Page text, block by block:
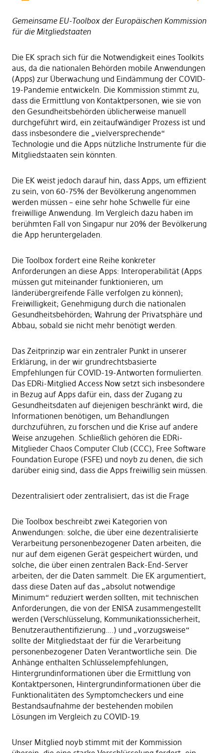
Gemeinsame EU-Toolbox der Europäischen Kommission
für die Mitgliedstaaten
Die EK sprach sich für die Notwendigkeit eines Toolkits
aus, da die nationalen Behörden mobile Anwendungen
(Apps) zur Überwachung und Eindämmung der COVID-
19-Pandemie entwickeln. Die Kommission stimmt zu,
dass die Ermittlung von Kontaktpersonen, wie sie von
den Gesundheitsbehörden üblicherweise manuell
durchgeführt wird, ein zeitaufwändiger Prozess ist und
dass insbesondere die „vielversprechende“
Technologie und die Apps nützliche Instrumente für die
Mitgliedstaaten sein könnten.
Die EK weist jedoch darauf hin, dass Apps, um effizient
zu sein, von 60-75% der Bevölkerung angenommen
werden müssen – eine sehr hohe Schwelle für eine
freiwillige Anwendung. Im Vergleich dazu haben im
berühmten Fall von Singapur nur 20% der Bevölkerung
die App heruntergeladen.
Die Toolbox fordert eine Reihe konkreter
Anforderungen an diese Apps: Interoperabilität (Apps
müssen gut miteinander funktionieren, um
länderübergreifende Fälle verfolgen zu können);
Freiwilligkeit; Genehmigung durch die nationalen
Gesundheitsbehörden; Wahrung der Privatsphäre und
Abbau, sobald sie nicht mehr benötigt werden.
Das Zeitprinzip war ein zentraler Punkt in unserer
Erklärung, in der wir grundrechtsbasierte
Empfehlungen für COVID-19-Antworten formulierten.
Das EDRi-Mitglied Access Now setzt sich insbesondere
in Bezug auf Apps dafür ein, dass der Zugang zu
Gesundheitsdaten auf diejenigen beschränkt wird, die
Informationen benötigen, um Behandlungen
durchzuführen, zu forschen und die Krise auf andere
Weise anzugehen. Schließlich gehören die EDRi-
Mitglieder Chaos Computer Club (CCC), Free Software
Foundation Europe (FSFE) und noyb zu denen, die sich
darüber einig sind, dass die Apps freiwillig sein müssen.
Dezentralisiert oder zentralisiert, das ist die Frage
Die Toolbox beschreibt zwei Kategorien von
Anwendungen: solche, die über eine dezentralisierte
Verarbeitung personenbezogener Daten arbeiten, die
nur auf dem eigenen Gerät gespeichert würden, und
solche, die über einen zentralen Back-End-Server
arbeiten, der die Daten sammelt. Die EK argumentiert,
dass diese Daten auf das „absolut notwendige
Minimum“ reduziert werden sollten, mit technischen
Anforderungen, die von der ENISA zusammengestellt
werden (Verschlüsselung, Kommunikationssicherheit,
Benutzerauthentifizierung….) und „vorzugsweise“
sollte der Mitgliedstaat der für die Verarbeitung
personenbezogener Daten Verantwortliche sein. Die
Anhänge enthalten Schlüsselempfehlungen,
Hintergrundinformationen über die Ermittlung von
Kontaktpersonen, Hintergrundinformationen über die
Funktionalitäten des Symptomcheckers und eine
Bestandsaufnahme der bestehenden mobilen
Lösungen im Vergleich zu COVID-19.
Unser Mitglied noyb stimmt mit der Kommission